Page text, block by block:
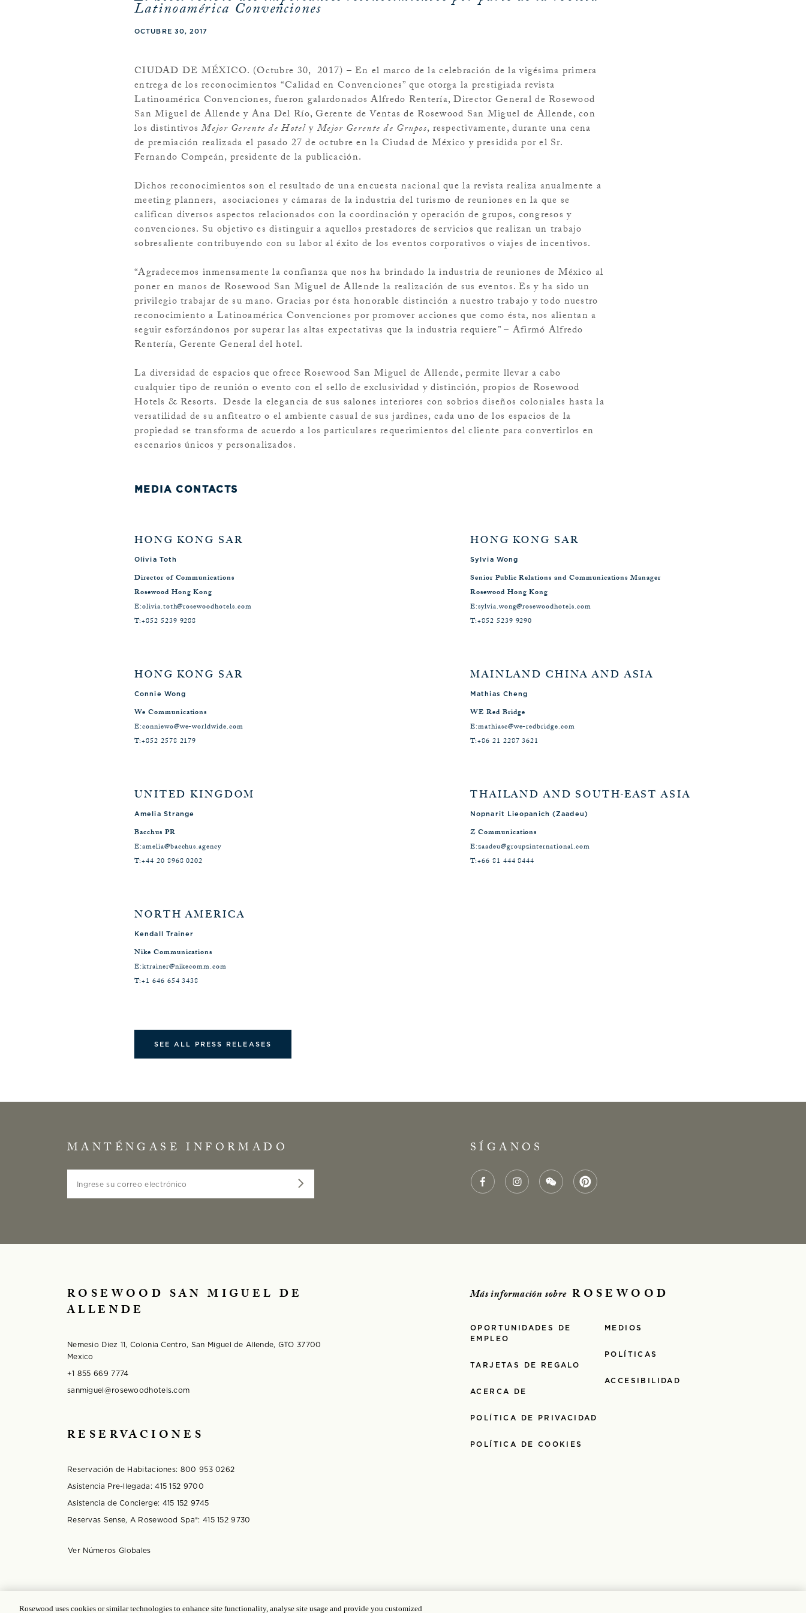
Latinoamérica Convenciones
OCTUBRE 30, 2017
CIUDAD DE MÉXICO. (Octubre 30, 2017) – En el marco de la celebración de la vigésima primera
entrega de los reconocimientos “Calidad en Convenciones” que otorga la prestigiada revista
Latinoamérica Convenciones, fueron galardonados Alfredo Rentería, Director General de Rosewood
San Miguel de Allende y Ana Del Río, Gerente de Ventas de Rosewood San Miguel de Allende, con
los distintivosMejor Gerente de Hotely Mejor Gerente de Grupos, respectivamente, durante una cena
de premiación realizada el pasado 27 de octubre en la Ciudad de México y presidida por el Sr.
Fernando Compeán, presidente de la publicación.
Dichos reconocimientos son el resultado de una encuesta nacional que la revista realiza anualmente a
meeting planners, asociaciones y cámaras de la industria del turismo de reuniones en la que se
califican diversos aspectos relacionados con la coordinación y operación de grupos, congresos y
convenciones. Su objetivo es distinguir a aquellos prestadores de servicios que realizan un trabajo
sobresaliente contribuyendo con su labor al éxito de los eventos corporativos o viajes de incentivos.
“Agradecemos inmensamente la confianza que nos ha brindado la industria de reuniones de México al
poner en manos de Rosewood San Miguel de Allende la realización de sus eventos. Es y ha sido un
privilegio trabajar de su mano. Gracias por ésta honorable distinción a nuestro trabajo y todo nuestro
reconocimiento a Latinoamérica Convenciones por promover acciones que como ésta, nos alientan a
seguir esforzándonos por superar las altas expectativas que la industria requiere” – Afirmó Alfredo
Rentería, Gerente General del hotel.
La diversidad de espacios que ofrece Rosewood San Miguel de Allende, permite llevar a cabo
cualquier tipo de reunión o evento con el sello de exclusividad y distinción, propios de Rosewood
Hotels & Resorts. Desde la elegancia de sus salones interiores con sobrios diseños coloniales hasta la
versatilidad de su anfiteatro o el ambiente casual de sus jardines, cada uno de los espacios de la
propiedad se transforma de acuerdo a los particulares requerimientos del cliente para convertirlos en
escenarios únicos y personalizados.
MEDIA CONTACTS
HONG KONG SAR
Olivia Toth
Director of Communications
Rosewood Hong Kong
E:olivia.toth@rosewoodhotels.com
T:+852 5239 9288
HONG KONG SAR
Sylvia Wong
Senior Public Relations and Communications Manager
Rosewood Hong Kong
E:sylvia.wong@rosewoodhotels.com
T:+852 5239 9290
HONG KONG SAR
Connie Wong
We Communications
E:conniewo@we-worldwide.com
T:+852 2578 2179
MAINLAND CHINA AND ASIA
Mathias Cheng
WE Red Bridge
E:mathiasc@we-redbridge.com
T:+86 21 2287 3621
UNITED KINGDOM
Amelia Strange
Bacchus PR
E:amelia@bacchus.agency
T:+44 20 8968 0202
THAILAND AND SOUTH-EAST ASIA
Nopnarit Lieopanich (Zaadeu)
Z Communications
E:zaadeu@groupzinternational.com
T:+66 81 444 8444
NORTH AMERICA
Kendall Trainer
Nike Communications
E:ktrainer@nikecomm.com
T:+1 646 654 3438
SEE ALL PRESS RELEASES
MANTÉNGASE INFORMADO SÍGANOS
Más información sobreROSEWOOD
OPORTUNIDADES DE
EMPLEO
TARJETAS DE REGALO
ACERCA DE
POLÍTICA DE PRIVACIDAD
POLÍTICA DE COOKIES
MEDIOS
POLÍTICAS
ACCESIBILIDAD
ROSEWOOD SAN MIGUEL DE
ALLENDE
Nemesio Diez 11, Colonia Centro, San Miguel de Allende, GTO 37700
Mexico
+1 855 669 7774
sanmiguel@rosewoodhotels.com
RESERVACIONES
Reservación de Habitaciones: 800 953 0262
Asistencia Pre-llegada: 415 152 9700
Asistencia de Concierge: 415 152 9745
Reservas Sense, A Rosewood Spa®️: 415 152 9730
Ver Números GlobalesOpens in modal window
© 2025 Rosewood Hotel Group |Licencia ICP: 17035714| Gongan Beian: 31010102004896
Rosewood uses cookies or similar technologies to enhance site functionality, analyse site usage and provide you customized